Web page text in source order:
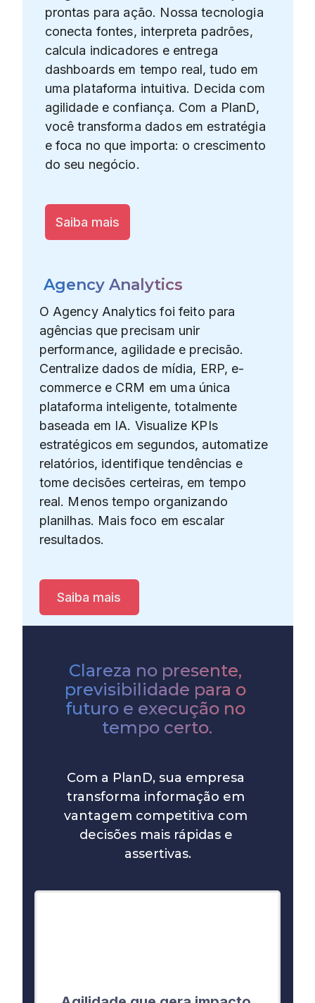
prontas para ação. Nossa tecnologia
conecta fontes, interpreta padrões,
calcula indicadores e entrega
dashboards em tempo real, tudo em
uma plataforma intuitiva. Decida com
agilidade e confiança. Com a PlanD,
você transforma dados em estratégia
e foca no que importa: o crescimento
do seu negócio.
Saiba mais
Agency Analytics
O Agency Analytics foi feito para
agências que precisam unir
performance, agilidade e precisão.
Centralize dados de mídia, ERP, e-
commerce e CRM em uma única
plataforma inteligente, totalmente
baseada em IA. Visualize KPIs
estratégicos em segundos, automatize
relatórios, identifique tendências e
tome decisões certeiras, em tempo
real. Menos tempo organizando
planilhas. Mais foco em escalar
resultados.
Saiba mais
Clareza no presente,
previsibilidade para o
futuro e execução no
tempo certo.
Com a PlanD, sua empresa
transforma informação em
vantagem competitiva com
decisões mais rápidas e
assertivas.